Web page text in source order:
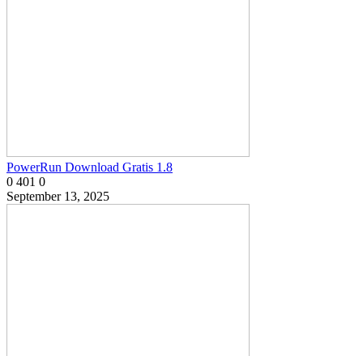
PowerRun Download Gratis 1.8
0 401 0
September 13, 2025